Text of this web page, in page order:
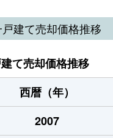
1,100万円 多奈川
2,200万円 淡輪
3,400万円 淡輪
1,700万円 深日港
1,600万円 深日港
建て売却価格推移
て売却価格推移
西暦（年）
2007